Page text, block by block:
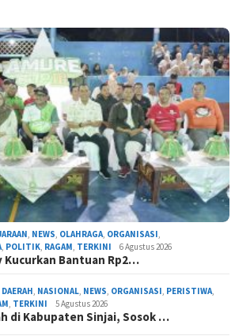
, NEWS, OLAHRAGA, ORGANISASI,
, POLITIK, RAGAM, TERKINI 6 Agustus 2026
Kucurkan Bantuan Rp2…
DAERAH, NASIONAL, NEWS, ORGANISASI, PERISTIWA,
, TERKINI 5 Agustus 2026
di Kabupaten Sinjai, Sosok …